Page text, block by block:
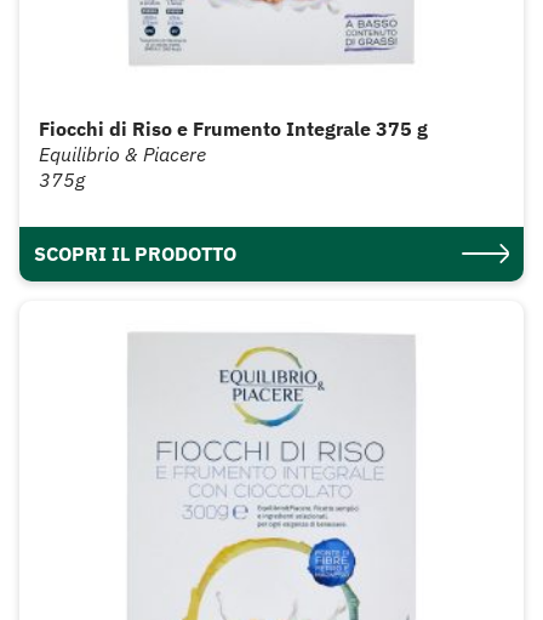
Fiocchi di Riso e Frumento Integrale 375 g
Equilibrio & Piacere
375g
SCOPRI IL PRODOTTO